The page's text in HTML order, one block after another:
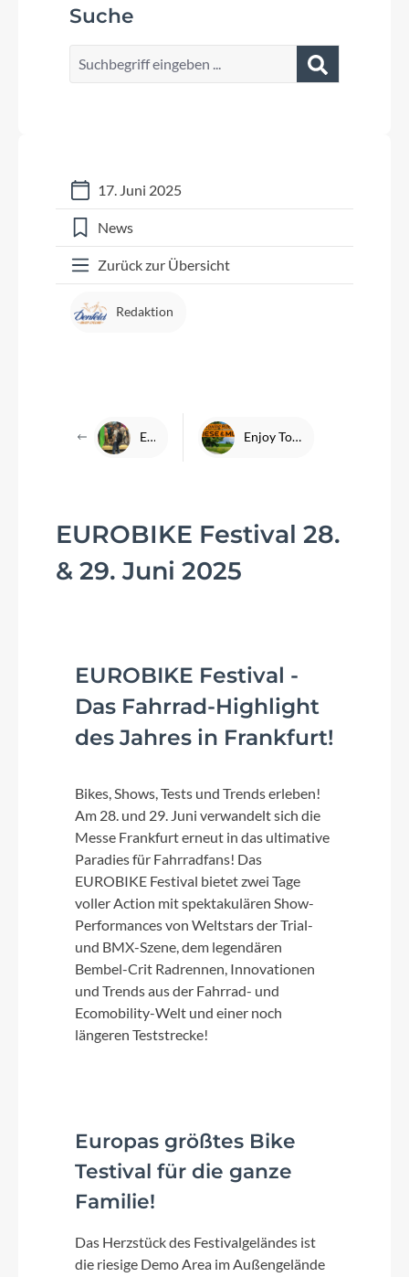
Suche
17. Juni 2025
News
Zurück zur Übersicht
Redaktion
Eurobike Videos Enjoy Touring Ride 09.08.2026
EUROBIKE Festival 28.
& 29. Juni 2025
EUROBIKE Festival -
Das Fahrrad-Highlight
des Jahres in Frankfurt!
Bikes, Shows, Tests und Trends erleben!
Am 28. und 29. Juni verwandelt sich die
Messe Frankfurt erneut in das ultimative
Paradies für Fahrradfans! Das
EUROBIKE Festival bietet zwei Tage
voller Action mit spektakulären Show-
Performances von Weltstars der Trial-
und BMX-Szene, dem legendären
Bembel-Crit Radrennen, Innovationen
und Trends aus der Fahrrad- und
Ecomobility-Welt und einer noch
längeren Teststrecke!
Europas größtes Bike
Testival für die ganze
Familie!
Das Herzstück des Festivalgeländes ist
die riesige Demo Area im Außengelände